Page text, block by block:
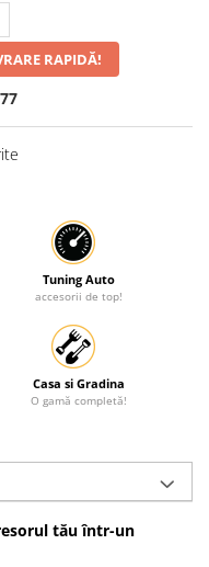
RAPIDĂ!
Tuning Auto
accesorii de top!
Casa si Gradina
O gamă completă!
tău într-un